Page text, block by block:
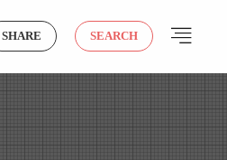
SHARE SEARCH